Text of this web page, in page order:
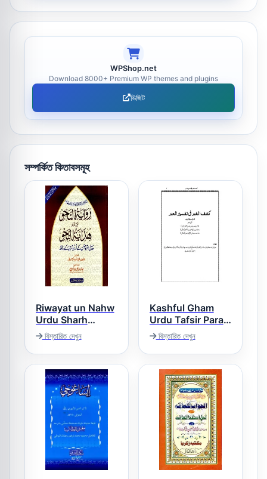
WPShop.net
Download 8000+ Premium WP themes and plugins
ভিজিট
সম্পর্কিত কিতাবসমূহ
Riwayat un Nahw
Urdu Sharh
Hidayat un Nahw
روایۃ النحو اردو شرح
ھدایۃ النحو
বিস্তারিত দেখুন
Kashful Gham
Urdu Tafsir Para
Amm – کشف الغم
فی تفسیر العم
বিস্তারিত দেখুন